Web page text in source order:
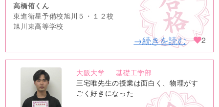
高橋侑くん
東進衛星予備校旭川５・１２校
旭川東高等学校
→続きを読む 2
no
image
大阪大学
基礎工学部
三宅唯先生の授業は面白く、物理がす
ごく好きになった